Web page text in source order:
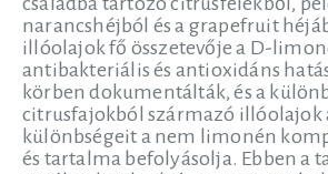
narancshéjból és a grapefruit
illóolajok fő összetevője a D-
antibakteriális és antioxidáns
körben dokumentálták, és a
citrusfajokból származó illóolajok
különbségeit a nem limonén
és tartalma befolyásolja. Ebben a